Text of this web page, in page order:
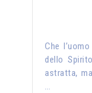
Che
dello
astratta,
…